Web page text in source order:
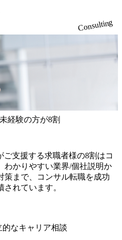
レンド・テ
し、バイタリティーを持って
自社への提案などに積極的に
スキルが習得できている方
ョンを発展・拡大させるこ
へ提言の質を常に高く担保す
は2019年11月に設立され、成
ります。 事業・組織を拡大し
や組織がスケールしていく過
望者はパートナー以外でも大
参加できる環境です。 自ら案
作っていくことも可能で
る 弊社にはコンサルティン
ト・メディア・地方創生事業
ることも可能です。コンサル
ながら自らプロダクト開発や
(希望者のみとなります) ● BIG
した大手外資系コンサルファ
ます ● 平均年齢は35歳で、幅
ソリュ
織です(ワンプール制) ● 海外
立し、グローバル案件に対応
構築しています 東京都中央区
八重洲 八重洲セントラルタワ
禁煙、ビル内喫煙室あり WE
験に合格している方 ● テクノ
も約15％と驚異的な数字とな
にこの8年間で4倍近くの成長
も高い成長が見込まれる 多く
ームコンサルティングに続い
ンサルタント制度の有資格者
のポジショ
転職ツール「キャリアズ・マ
本ツールを活用で上司の引
ある（異動者は年間約1,000
ど約10項目を数値化すること
させることに成功した 18時以
るほか、在宅勤務制度の全社
けた研修の拡充、社外窓口設
進する 育休取得率は男性6
回る実績を持ち、女性の管理
）とフレキシブルな働き方を
19:30頃 ※選考会参加人数に
参加予定DTE ① MRS-IMS
③ CyberSecurity ④ IES ⑤ I
H&PS オンライン (Teams)
ありながら安定した事業を展
と成長している 10年後に1兆
ないメガベンチャー。創業か
storage.googleapis.com/our-
images/20251030164405_5c
https://stor
public/imag
4887-84d7-34c8d8544226_1
模の投資の元、10以上もの新規
な業界を経験することが可
様なスキルを1社で身に着ける
内包かする「オールインハウ
トや社内公募制度を用いて主
可能。 https://storage.googleap
1cd107c4f488_1200x698.web
8億円超のかっこいいオフィ
ンキング、新卒注目ランキン
であり株主からの圧力がない
環境 対面でのコミュニケーシ
出社勤務。1日の労働時間平均
年度の年間データ、エンジニ
Consulting
経験の方が8割
支援する求職者様の8割はコ
わかりやすい業界/個社説明か
策まで、コンサル転職を成功
れています。
的なキャリア相談